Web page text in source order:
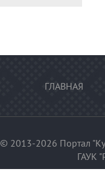
ГЛАВНАЯ
© 2013-2026 Портал
ГАУК